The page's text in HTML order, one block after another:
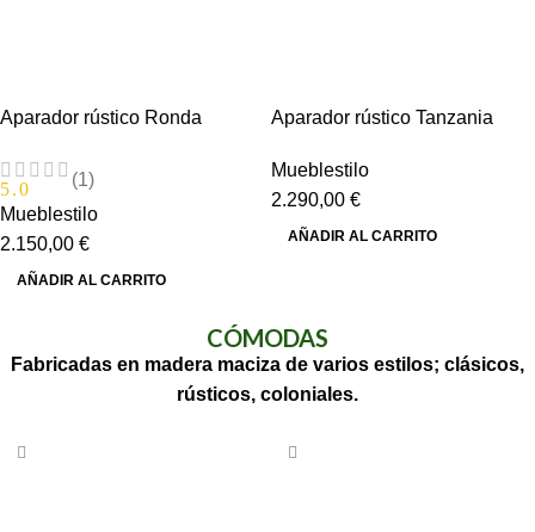
Aparador rústico Ronda
5.0
(1)
Mueblestilo
2.150,00 €
AÑADIR AL CARRITO
Aparador rústico Tanzania
Mueblestilo
2.290,00 €
AÑADIR AL CARRITO
CÓMODAS
Fabricadas en madera maciza de varios estilos; clásicos,
rústicos, coloniales.